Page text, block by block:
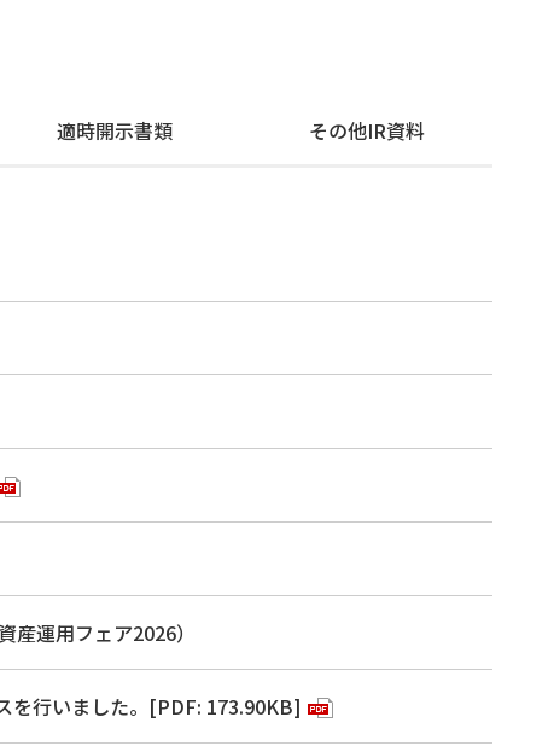
適時開示書類 その他IR資料
運用フェア2026）
を行いました。[PDF: 173.90KB]